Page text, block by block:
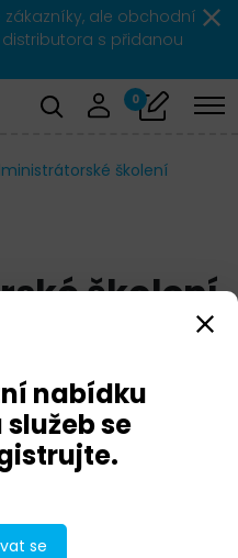
ale obchodní
distributora s přidanou
0
školení
školení
nabídku
se
se